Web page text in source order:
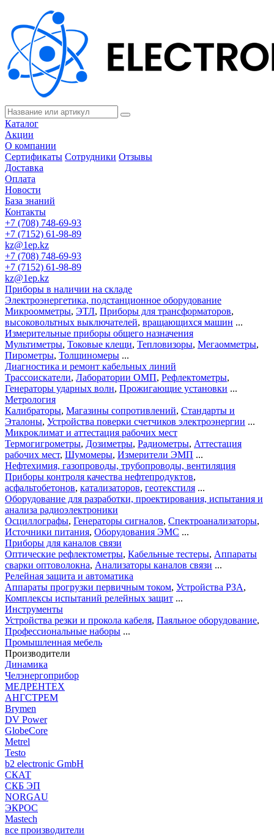
Каталог
Акции
О компании
Сертификаты Сотрудники Отзывы
Доставка
Оплата
Новости
База знаний
Контакты
+7 (708) 748-69-93
+7 (7152) 61-98-89
kz@1ep.kz
+7 (708) 748-69-93
+7 (7152) 61-98-89
kz@1ep.kz
Приборы в наличии на складе
Электроэнергетика, подстанционное оборудование
Микроомметры, ЭТЛ, Приборы для трансформаторов,
высоковольтных выключателей, вращающихся машин ...
Измерительные приборы общего назначения
Мультиметры, Токовые клещи, Тепловизоры, Мегаомметры,
Пирометры, Толщиномеры ...
Диагностика и ремонт кабельных линий
Трассоискатели, Лаборатории ОМП, Рефлектометры,
Генераторы ударных волн, Прожигающие установки ...
Метрология
Калибраторы, Магазины сопротивлений, Стандарты и
Эталоны, Устройства поверки счетчиков электроэнергии ...
Микроклимат и аттестация рабочих мест
Термогигрометры, Дозиметры, Радиометры, Аттестация
рабочих мест, Шумомеры, Измерители ЭМП ...
Нефтехимия, газопроводы, трубопроводы, вентиляция
Приборы контроля качества нефтепродуктов,
асфальтобетонов, катализаторов, геотекстиля ...
Оборудование для разработки, проектирования, испытания и
анализа радиоэлектроники
Осциллографы, Генераторы сигналов, Спектроанализаторы,
Источники питания, Оборудования ЭМС ...
Приборы для каналов связи
Оптические рефлектометры, Кабельные тестеры, Аппараты
сварки оптоволокна, Анализаторы каналов связи ...
Релейная защита и автоматика
Аппараты прогрузки первичным током, Устройства РЗА,
Комплексы испытаний релейных защит ...
Инструменты
Устройства резки и прокола кабеля, Паяльное оборудование,
Профессиональные наборы ...
Промышленная мебель
Производители
Динамика
Челэнергоприбор
МЕДРЕНТЕХ
АНГСТРЕМ
Brymen
DV Power
GlobeCore
Metrel
Testo
b2 electronic GmbH
СКАТ
СКБ ЭП
NORGAU
ЭКРОС
Mastech
все производители